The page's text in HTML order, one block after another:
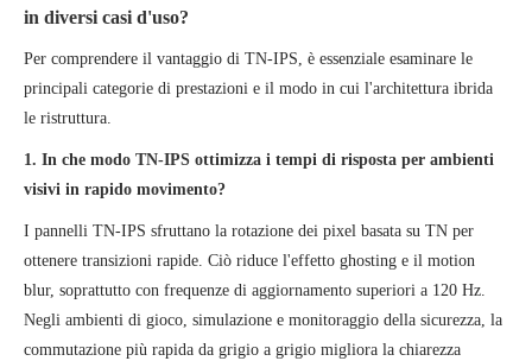
in diversi casi d'uso?
Per comprendere il vantaggio di TN-IPS, è essenziale esaminare le
principali categorie di prestazioni e il modo in cui l'architettura ibrida
le ristruttura.
1. In che modo TN-IPS ottimizza i tempi di risposta per ambienti
visivi in ​​rapido movimento?
I pannelli TN-IPS sfruttano la rotazione dei pixel basata su TN per
ottenere transizioni rapide. Ciò riduce l'effetto ghosting e il motion
blur, soprattutto con frequenze di aggiornamento superiori a 120 Hz.
Negli ambienti di gioco, simulazione e monitoraggio della sicurezza, la
commutazione più rapida da grigio a grigio migliora la chiarezza